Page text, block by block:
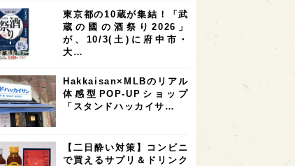
東京都の10蔵が集結！「武
蔵の國の酒祭り2026」
が、10/3(土)に府中市・
大…
Hakkaisan×MLBのリアル
体感型POP-UPショップ
「スタンドハッカイサ…
【二日酔い対策】コンビニ
で買えるサプリ＆ドリンク